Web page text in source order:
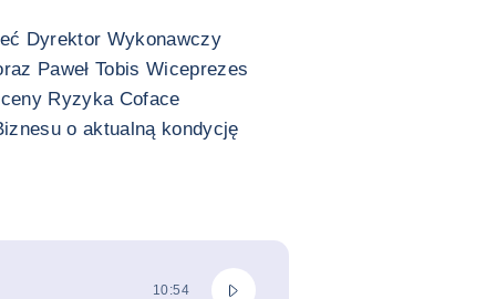
Dyrektor Wykonawczy
Paweł Tobis Wiceprezes
Ryzyka Coface
o aktualną kondycję
CAŁKOWITY CZAS TRWANIA
10:54